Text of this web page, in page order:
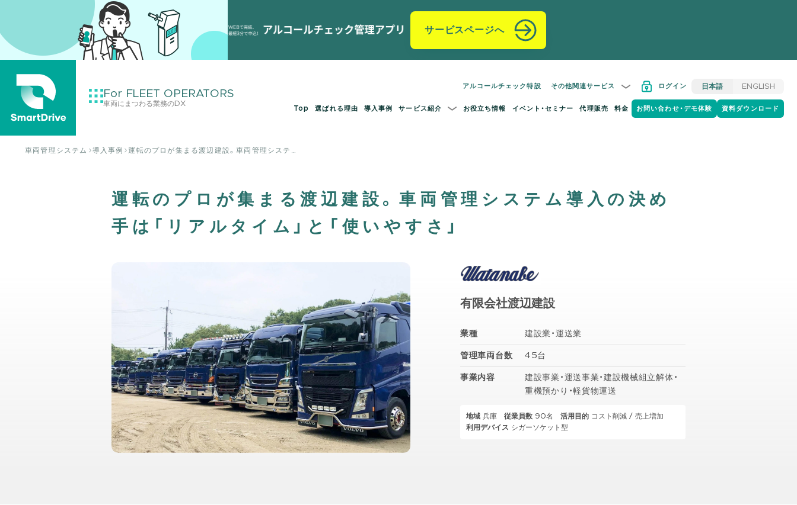
サービスページへ
For FLEET OPERATORS
車両にまつわる業務のDX
アルコールチェック特設 その他関連サービス ログイン 日本語 ENGLISH
Top 選ばれる理由 導入事例 サービス紹介 お役立ち情報 イベント・セミナー 代理販売 料金 お問い合わせ・デモ体験 資料ダウンロード
車両管理システム 導入事例 運転のプロが集まる渡辺建設。車両管理システ…
運転のプロが集まる渡辺建設。車両管理システム導入の決め
手は「リアルタイム」と「使いやすさ」
有限会社渡辺建設
業種 建設業・運送業
管理車両台数 45台
事業内容
建設事業・運送事業・建設機械組立解体・
重機預かり・軽貨物運送
地域 兵庫 従業員数 90名 活用目的 コスト削減 / 売上増加
利用デバイス シガーソケット型